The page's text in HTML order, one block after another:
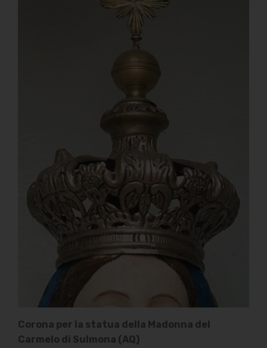
Corona per la statua della Madonna del
Carmelo di Sulmona (AQ)